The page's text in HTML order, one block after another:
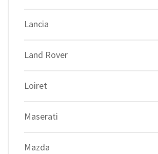
Lancia
Land Rover
Loiret
Maserati
Mazda